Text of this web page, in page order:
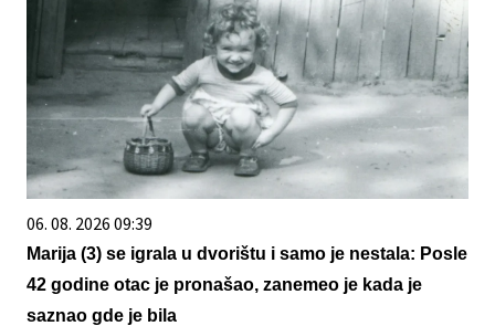
06. 08. 2026 09:39
Marija (3) se igrala u dvorištu i samo je nestala: Posle
42 godine otac je pronašao, zanemeo je kada je
saznao gde je bila